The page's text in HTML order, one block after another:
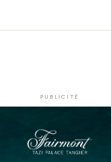
PUBLICITÉ